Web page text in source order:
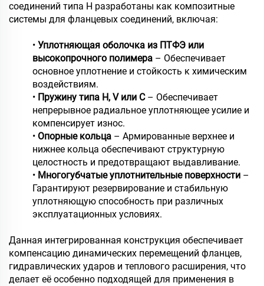
соединений типа H разработаны как композитные
системы для фланцевых соединений, включая:
• Уплотняющая оболочка из ПТФЭ или
высокопрочного полимера – Обеспечивает
основное уплотнение и стойкость к химическим
воздействиям.
• Пружину типа H, V или C – Обеспечивает
непрерывное радиальное уплотняющее усилие и
компенсирует износ.
• Опорные кольца – Армированные верхнее и
нижнее кольца обеспечивают структурную
целостность и предотвращают выдавливание.
• Многогубчатые уплотнительные поверхности –
Гарантируют резервирование и стабильную
уплотняющую способность при различных
эксплуатационных условиях.
Данная интегрированная конструкция обеспечивает
компенсацию динамических перемещений фланцев,
гидравлических ударов и теплового расширения, что
делает её особенно подходящей для применения в